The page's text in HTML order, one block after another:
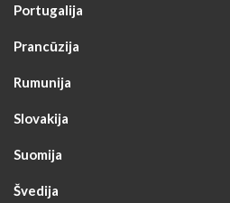
Portugalija
Prancūzija
Rumunija
Slovakija
Suomija
Švedija